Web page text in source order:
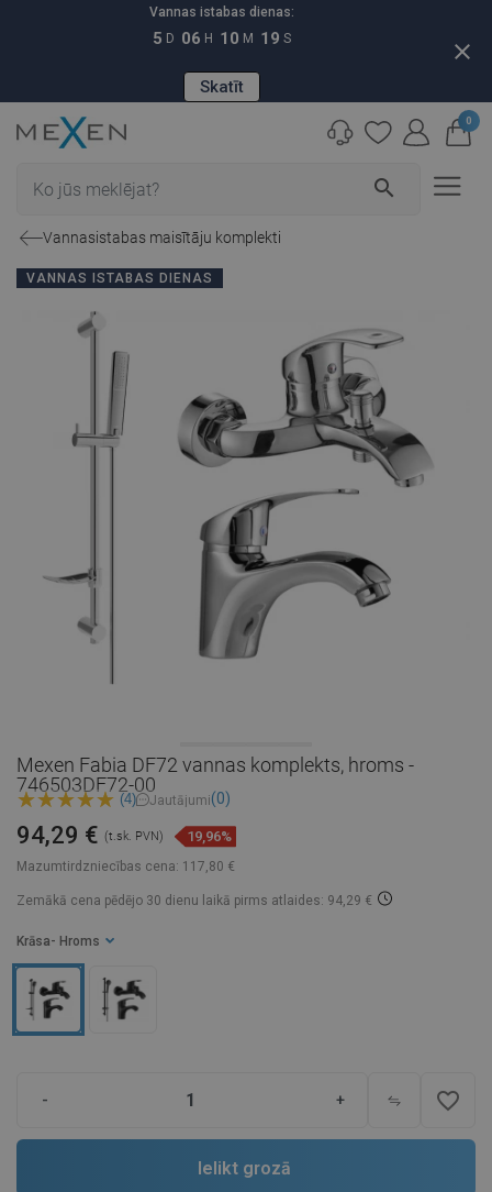
Vannas istabas dienas:
5 D 06 H 10 M 18 S
Skatīt
close
search
0
Vannasistabas maisītāju komplekti
VANNAS ISTABAS DIENAS
Mexen Fabia DF72 vannas komplekts, hroms -
746503DF72-00
(4) Jautājumi(0)
Mazumtirdzniecības cena: 117,80 €
94,29 € (t.sk. PVN) 19,96%
Zemākā cena pēdējo 30 dienu laikā pirms atlaides: 94,29 €
Krāsa - Hroms
- + favorite_border
Ielikt grozā